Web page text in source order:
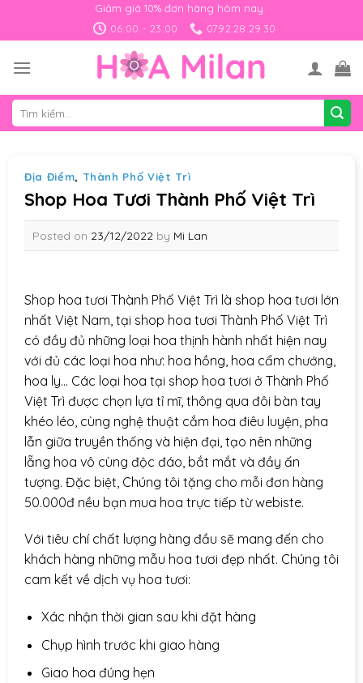
Giảm giá 10% đơn hàng hôm nay
06:00 - 23:00
0792.28.29.30
Tìm
kiếm:
Địa Điểm, Thành Phố Việt Trì
Shop Hoa Tươi Thành Phố Việt Trì
Posted on 23/12/2022 by Mi Lan
Shop hoa tươi Thành Phố Việt Trì là shop hoa tươi lớn
nhất Việt Nam, tại shop hoa tươi Thành Phố Việt Trì
có đầy đủ những loại hoa thịnh hành nhất hiện nay
với đủ các loại hoa như: hoa hồng, hoa cẩm chướng,
hoa ly… Các loại hoa tại shop hoa tươi ở Thành Phố
Việt Trì được chọn lựa tỉ mĩ, thông qua đôi bàn tay
khéo léo, cùng nghệ thuật cắm hoa điêu luyện, pha
lẫn giữa truyền thống và hiện đại, tạo nên những
lẵng hoa vô cùng độc đáo, bắt mắt và đầy ấn
tượng. Đặc biệt, Chúng tôi tặng cho mỗi đơn hàng
50.000đ nều bạn mua hoa trực tiếp từ webiste.
Với tiêu chí chất lượng hàng đầu sẽ mang đến cho
khách hàng những mẫu hoa tươi đẹp nhất. Chúng tôi
cam kết về dịch vụ hoa tươi:
Xác nhận thời gian sau khi đặt hàng
Chụp hình trước khi giao hàng
Giao hoa đúng hẹn